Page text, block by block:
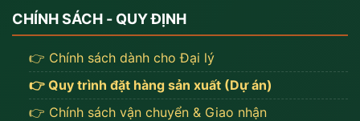
CHÍNH SÁCH - QUY ĐỊNH
👉 Chính sách dành cho Đại lý
👉 Quy trình đặt hàng sản xuất (Dự án)
👉 Chính sách vận chuyển & Giao nhận